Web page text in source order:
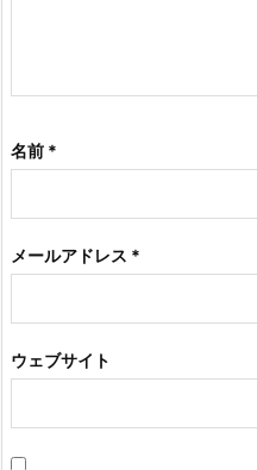
名前 *
メールアドレス *
ウェブサイト